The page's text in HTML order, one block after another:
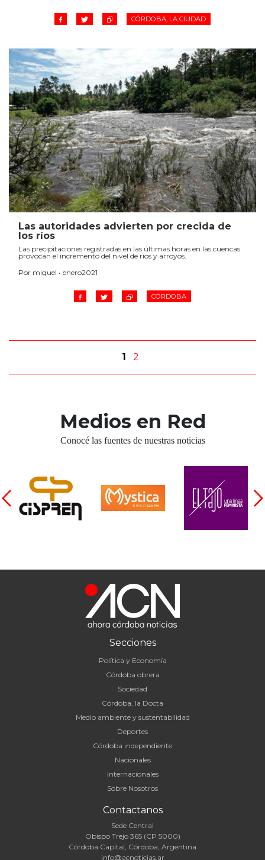
CÓRDOBA, LA CIUDAD
Las autoridades advierten por crecida de
los ríos
Las precipitaciones registradas en las últimas horas en las cuencas
provocan el incremento del nivel de ríos y arroyos.
Por miguel • enero2021
CÓRDOBA
1 2
Medios en Red
Conocé las fuentes de nuestras noticias
Secciones
Política y Economía
Córdoba obrera
Sociedad
Córdoba, la Docta
Medio ambiente y sustentabilidad
Deportes
Córdoba independiente
Nacionales
Internacionales
Sobre Nosotros
Contactanos
Sede Central
Obispo Trejo 365 (CP 5000)
Córdoba Capital, Córdoba, Argentina
info@acnoticias.ar